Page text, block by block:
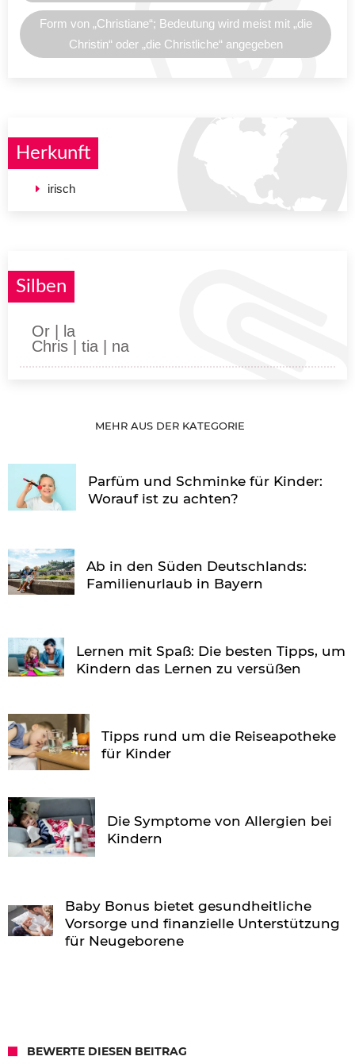
Form von „Christiane“; Bedeutung wird meist mit „die
Christin“ oder „die Christliche“ angegeben
Herkunft
irisch
Silben
Or | la
Chris | tia | na
MEHR AUS DER KATEGORIE
Parfüm und Schminke für Kinder:
Worauf ist zu achten?
Ab in den Süden Deutschlands:
Familienurlaub in Bayern
Lernen mit Spaß: Die besten Tipps, um
Kindern das Lernen zu versüßen
Tipps rund um die Reiseapotheke
für Kinder
Die Symptome von Allergien bei
Kindern
Baby Bonus bietet gesundheitliche
Vorsorge und finanzielle Unterstützung
für Neugeborene
BEWERTE DIESEN BEITRAG